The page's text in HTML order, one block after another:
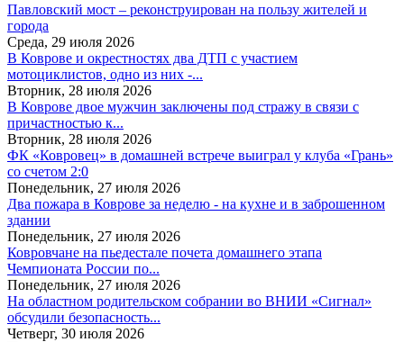
Павловский мост – реконструирован на пользу жителей и
города
Среда, 29 июля 2026
В Коврове и окрестностях два ДТП с участием
мотоциклистов, одно из них -...
Вторник, 28 июля 2026
В Коврове двое мужчин заключены под стражу в связи с
причастностью к...
Вторник, 28 июля 2026
ФК «Ковровец» в домашней встрече выиграл у клуба «Грань»
со счетом 2:0
Понедельник, 27 июля 2026
Два пожара в Коврове за неделю - на кухне и в заброшенном
здании
Понедельник, 27 июля 2026
Ковровчане на пьедестале почета домашнего этапа
Чемпионата России по...
Понедельник, 27 июля 2026
На областном родительском собрании во ВНИИ «Сигнал»
обсудили безопасность...
Четверг, 30 июля 2026